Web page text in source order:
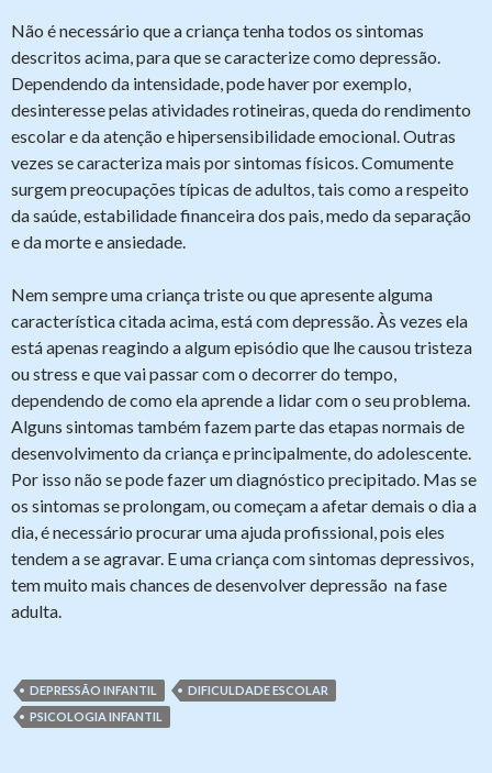
Não é necessário que a criança tenha todos os sintomas
descritos acima, para que se caracterize como depressão.
Dependendo da intensidade, pode haver por exemplo,
desinteresse pelas atividades rotineiras, queda do rendimento
escolar e da atenção e hipersensibilidade emocional. Outras
vezes se caracteriza mais por sintomas físicos. Comumente
surgem preocupações típicas de adultos, tais como a respeito
da saúde, estabilidade financeira dos pais, medo da separação
e da morte e ansiedade.
Nem sempre uma criança triste ou que apresente alguma
característica citada acima, está com depressão. Às vezes ela
está apenas reagindo a algum episódio que lhe causou tristeza
ou stress e que vai passar com o decorrer do tempo,
dependendo de como ela aprende a lidar com o seu problema.
Alguns sintomas também fazem parte das etapas normais de
desenvolvimento da criança e principalmente, do adolescente.
Por isso não se pode fazer um diagnóstico precipitado. Mas se
os sintomas se prolongam, ou começam a afetar demais o dia a
dia, é necessário procurar uma ajuda profissional, pois eles
tendem a se agravar. E uma criança com sintomas depressivos,
tem muito mais chances de desenvolver depressão na fase
adulta.
DEPRESSÃO INFANTIL
DIFICULDADE ESCOLAR
PSICOLOGIA INFANTIL